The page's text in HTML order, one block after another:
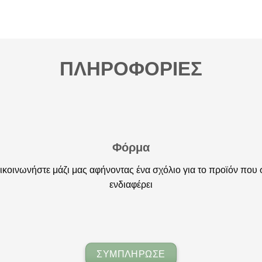
ΠΛΗΡΟΦΟΡΙΕΣ
Φόρμα
μάζι μας αφήνοντας ένα σχόλιο για το προϊόν που
ενδιαφέρει
ΣΥΜΠΛΗΡΩΣΕ